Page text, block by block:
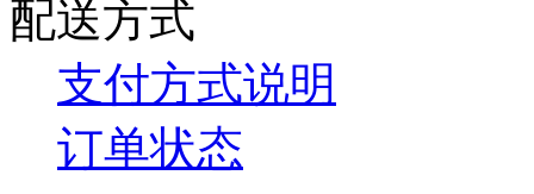
配送方式
支付方式说明
订单状态